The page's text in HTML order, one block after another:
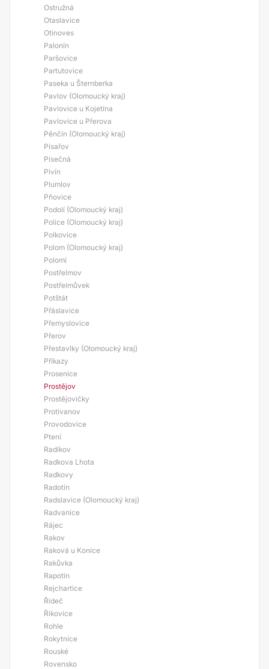
Ostružná
Otaslavice
Otinoves
Palonín
Paršovice
Partutovice
Paseka u Šternberka
Pavlov (Olomoucký kraj)
Pavlovice u Kojetína
Pavlovice u Přerova
Pěnčín (Olomoucký kraj)
Písařov
Písečná
Pivín
Plumlov
Pňovice
Podolí (Olomoucký kraj)
Police (Olomoucký kraj)
Polkovice
Polom (Olomoucký kraj)
Polomí
Postřelmov
Postřelmůvek
Potštát
Přáslavice
Přemyslovice
Přerov
Přestavlky (Olomoucký kraj)
Příkazy
Prosenice
Prostějov
Prostějovičky
Protivanov
Provodovice
Ptení
Radíkov
Radkova Lhota
Radkovy
Radotín
Radslavice (Olomoucký kraj)
Radvanice
Rájec
Rakov
Raková u Konice
Rakůvka
Rapotín
Rejchartice
Řídeč
Řikovice
Rohle
Rokytnice
Rouské
Rovensko